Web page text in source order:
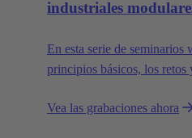
industriales
En esta serie de seminarios
principios básicos, los retos
Vea las grabaciones ahora